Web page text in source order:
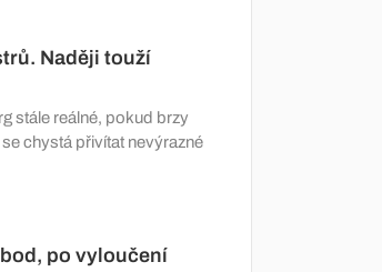
Naději touží
stále reálné, pokud brzy
chystá přivítat nevýrazné
po vyloučení